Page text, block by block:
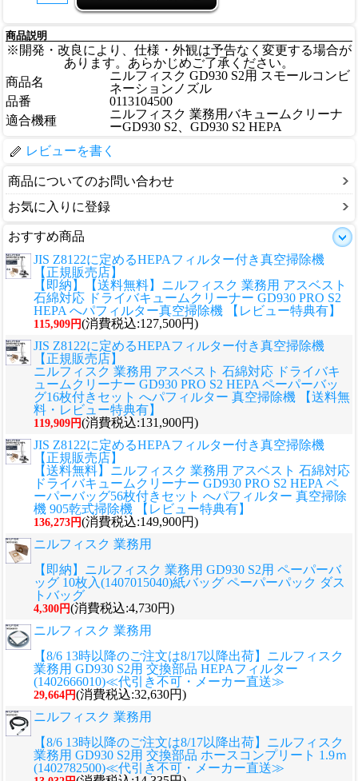
商品説明
※開発・改良により、仕様・外観は予告なく変更する場合が
あります。あらかじめご了承ください。
商品名
ニルフィスク GD930 S2用 スモールコンビ
ネーションノズル
品番
0113104500
適合機種
ニルフィスク 業務用バキュームクリーナ
ーGD930 S2、GD930 S2 HEPA
レビューを書く
商品についてのお問い合わせ
お気に入りに登録
おすすめ商品
JIS Z8122に定めるHEPAフィルター付き真空掃除機
【正規販売店】
【即納】【送料無料】ニルフィスク 業務用 アスベスト
石綿対応 ドライバキュームクリーナー GD930 PRO S2
HEPA へパフィルター真空掃除機 【レビュー特典有】
115,909円(消費税込:127,500円)
JIS Z8122に定めるHEPAフィルター付き真空掃除機
【正規販売店】
ニルフィスク 業務用 アスベスト 石綿対応 ドライバキ
ュームクリーナー GD930 PRO S2 HEPA ペーパーバッ
グ16枚付きセット へパフィルター 真空掃除機 【送料無
料・レビュー特典有】
119,909円(消費税込:131,900円)
JIS Z8122に定めるHEPAフィルター付き真空掃除機
【正規販売店】
【送料無料】ニルフィスク 業務用 アスベスト 石綿対応
ドライバキュームクリーナー GD930 PRO S2 HEPA ペ
ーパーバッグ56枚付きセット へパフィルター 真空掃除
機 905乾式掃除機 【レビュー特典有】
136,273円(消費税込:149,900円)
ニルフィスク 業務用
【即納】ニルフィスク 業務用 GD930 S2用 ペーパーバ
ッグ 10枚入(1407015040)紙バッグ ペーパーパック ダス
トバッグ
4,300円(消費税込:4,730円)
ニルフィスク 業務用
【8/6 13時以降のご注文は8/17以降出荷】ニルフィスク
業務用 GD930 S2用 交換部品 HEPAフィルター
(1402666010)≪代引き不可・メーカー直送≫
29,664円(消費税込:32,630円)
ニルフィスク 業務用
【8/6 13時以降のご注文は8/17以降出荷】ニルフィスク
業務用 GD930 S2用 交換部品 ホースコンプリート 1.9ｍ
(1402782500)≪代引き不可・メーカー直送≫